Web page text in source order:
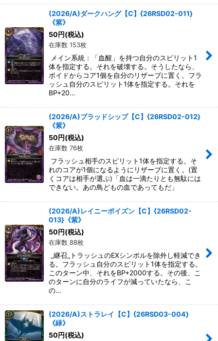
(2026/A)ダークハング【C】{26RSD02-011}
《紫》
50円(税込)
在庫数 153枚
メイン系統：「血醒」を持つ自分のスピリット1
体を指定する。それを破壊する。そうしたなら、
ボイドからコア1個を自分のリザーブに置く。フラ
ッシュ自分のスピリット1体を指定する。それを
BP+20…
(2026/A)ブラッドシップ【C】{26RSD02-012}
《紫》
50円(税込)
在庫数 76枚
フラッシュ相手のスピリット1体を指定する。そ
れのコアが1個になるようにリザーブに置く。(置
くコアは相手が選ぶ)「血は一滴たりとも無駄には
できない。あの鳥どもの血であってもだ」
(2026/A)レイニーポイズン【C】{26RSD02-
013}《紫》
50円(税込)
在庫数 88枚
_継召_トラッシュのEXシンボルを除外し軽減でき
る。フラッシュ自分のスピリット1体を指定する。
このターン中、それをBP+2000する。その後、こ
のターンに自分のライフが減っていたなら、こ
の…
(2026/A)ストラレイ【C】{26RSD03-004}
《緑》
50円(税込)